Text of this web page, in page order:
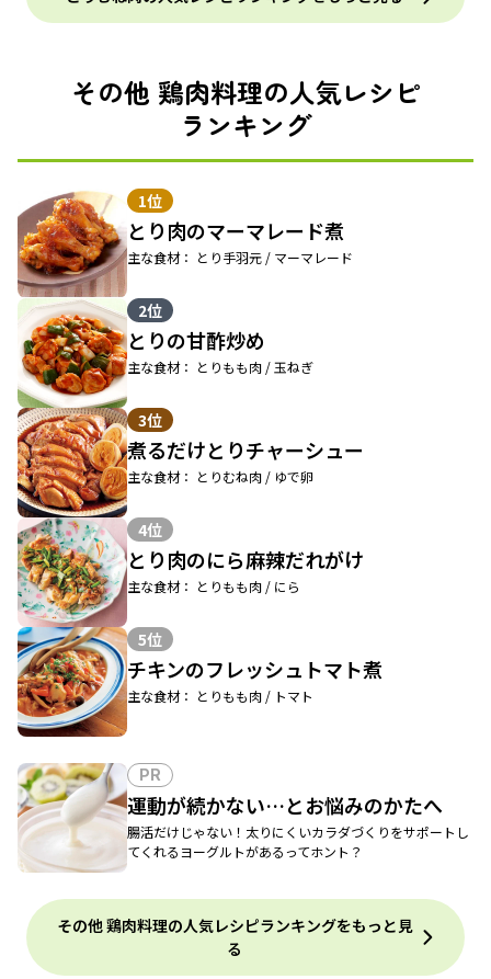
その他 鶏肉料理の人気レシピ
ランキング
1位
とり肉のマーマレード煮
主な食材： とり手羽元 / マーマレード
2位
とりの甘酢炒め
主な食材： とりもも肉 / 玉ねぎ
3位
煮るだけとりチャーシュー
主な食材： とりむね肉 / ゆで卵
4位
とり肉のにら麻辣だれがけ
主な食材： とりもも肉 / にら
5位
チキンのフレッシュトマト煮
主な食材： とりもも肉 / トマト
PR
運動が続かない…とお悩みのかたへ
腸活だけじゃない！太りにくいカラダづくりをサポートし
てくれるヨーグルトがあるってホント？
その他 鶏肉料理の人気レシピランキングをもっと見
る